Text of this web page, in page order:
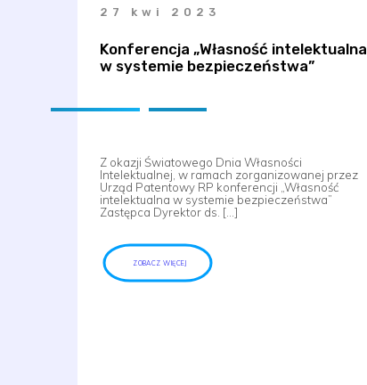
27 kwi 2023
Konferencja „Własność intelektualna
w systemie bezpieczeństwa”
Z okazji Światowego Dnia Własności
Intelektualnej, w ramach zorganizowanej przez
Urząd Patentowy RP konferencji „Własność
intelektualna w systemie bezpieczeństwa”
Zastępca Dyrektor ds. […]
ZOBACZ WIĘCEJ